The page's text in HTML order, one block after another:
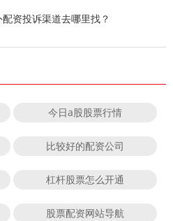
资投诉渠道去哪里找？
今日a股股票行情
比较好的配资公司
杠杆股票怎么开通
股票配资网站导航